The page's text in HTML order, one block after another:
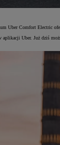
Uber Comfort Electric
Uber. Już dziś